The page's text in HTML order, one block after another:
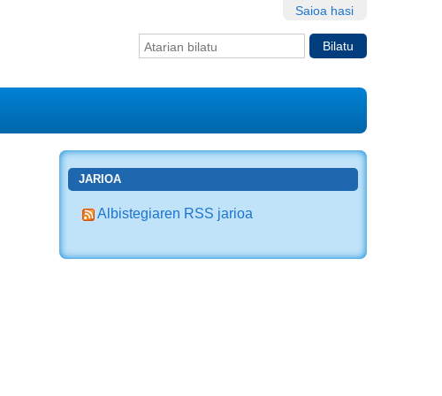
Saioa hasi
Bilatu atarian
JARIOA
Albistegiaren RSS jarioa